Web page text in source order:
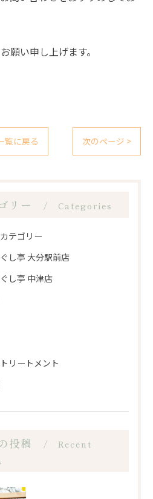
願い申し上げます。
覧に戻る 次のページ >
リー Categories
テゴリー
し亭 大分駅前店
し亭 中津店
リートメント
投稿
Recent